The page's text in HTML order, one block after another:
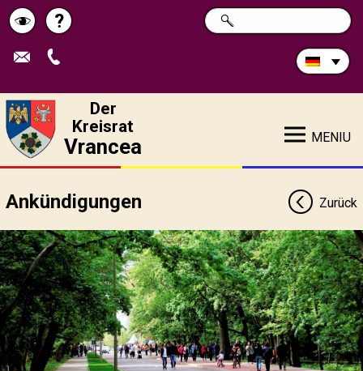
Schimbă
contrastul
Pagina
de
?
Durchsuchen
Sie
SUCHE
Der
Kreisrat
Vrancea MENIU
Ankündigungen Zurück